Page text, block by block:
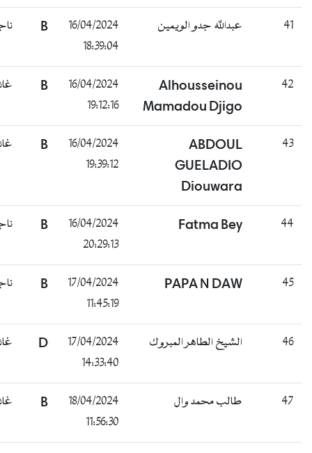
عبدالله جدو الويمين
16/04/2024
18:39:04
B ناجح
Alhousseinou
Mamadou Djigo
16/04/2024
19:12:16
B غائب
ABDOUL
GUELADIO
Diouwara
16/04/2024
19:39:12
B غائب
Fatma Bey
16/04/2024
20:29:13
B ناجح
PAPA N DAW
17/04/2024
11:45:19
B ناجح
الشيخ الطاهر المبروك
17/04/2024
14:33:40
D غائب
طالب محمد وال
18/04/2024
11:56:30
B غائب